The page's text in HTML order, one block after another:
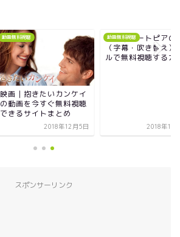
動画無料視聴
映画｜抱きたいカンケイ
の動画を今すぐ無料視聴
できるサイトまとめ
2018年12月5日
動画無料視聴
映画｜ズートピアの
（字幕・吹き替え）
ルで無料視聴する方
2018年10
スポンサーリンク